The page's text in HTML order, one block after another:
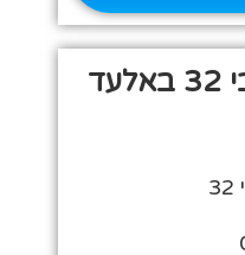
גן ילדים 01 -רשבי 32 באלעד